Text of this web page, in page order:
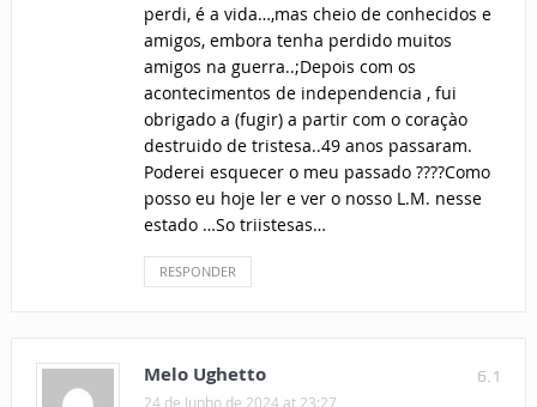
perdi, é a vida…,mas cheio de conhecidos e
amigos, embora tenha perdido muitos
amigos na guerra..;Depois com os
acontecimentos de independencia , fui
obrigado a (fugir) a partir com o coraçào
destruido de tristesa..49 anos passaram.
Poderei esquecer o meu passado ????Como
posso eu hoje ler e ver o nosso L.M. nesse
estado …So triistesas…
RESPONDER
6.1
Melo Ughetto
24 de Junho de 2024 at 23:27